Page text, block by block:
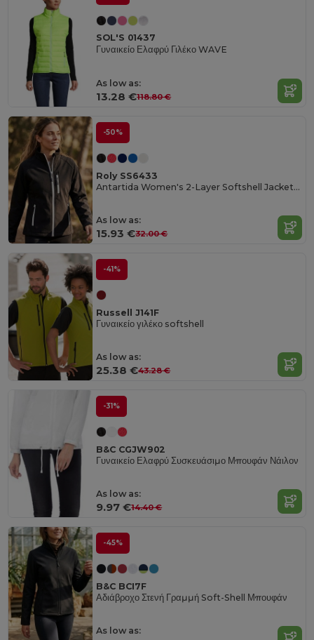
SOL'S 01437
Γυναικείο Ελαφρύ Γιλέκο WAVE
As low as:
13.28 €118.80 €
-50%
Roly SS6433
Antartida Women's 2-Layer Softshell Jacket with Sealed Zip
As low as:
15.93 €32.00 €
-41%
Russell J141F
Γυναικείο γιλέκο softshell
As low as:
25.38 €43.28 €
-31%
B&C CGJW902
Γυναικείο Ελαφρύ Συσκευάσιμο Μπουφάν Νάιλον
As low as:
9.97 €14.40 €
-45%
B&C BCI7F
Αδιάβροχο Στενή Γραμμή Soft-Shell Μπουφάν
As low as: